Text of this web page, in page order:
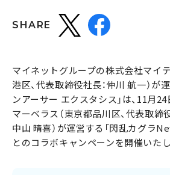
SHARE
マイネットグループの株式会社マイ
港区、代表取締役社長：仲川 航一）が
ンアーサー エクスタシス」は、11月24
マーベラス（東京都品川区、代表取締
中山 晴喜）が運営する「閃乱カグラ
とのコラボキャンペーンを開催いたし